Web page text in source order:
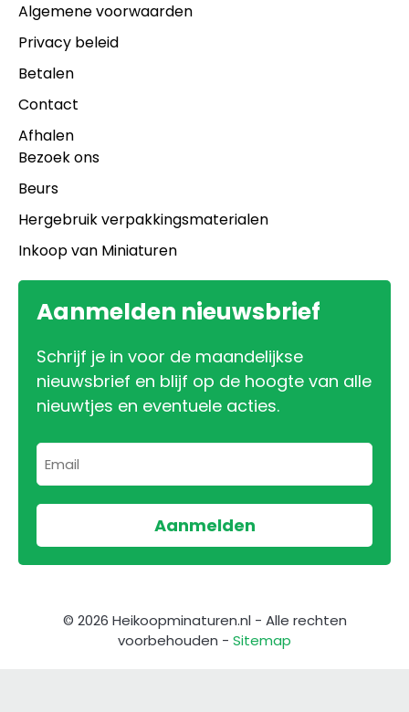
Algemene voorwaarden
Privacy beleid
Betalen
Contact
Afhalen
Bezoek ons
Beurs
Hergebruik verpakkingsmaterialen
Inkoop van Miniaturen
Aanmelden nieuwsbrief
Schrijf je in voor de maandelijkse
nieuwsbrief en blijf op de hoogte van alle
nieuwtjes en eventuele acties.
© 2026 Heikoopminaturen.nl - Alle rechten
voorbehouden - Sitemap